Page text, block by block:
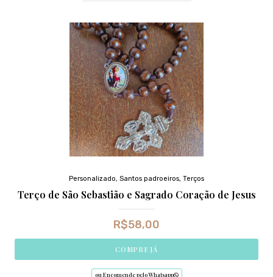
Personalizado, Santos padroeiros, Terços
Terço de São Sebastião e Sagrado Coração de Jesus
R$58,00
COMPRE JÁ
ou Encomende pelo Whatsapp